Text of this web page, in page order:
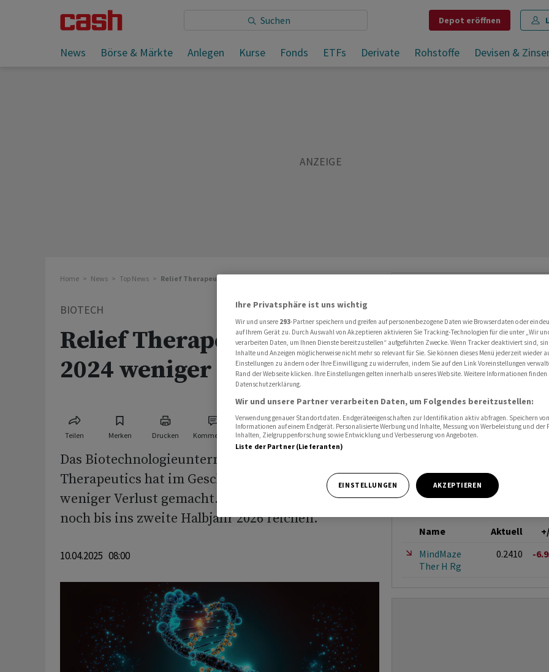
Depot eröffnen
News Börse & Märkte Anlegen Kurse Fonds ETFs Derivate Rohstoffe Devisen &
Sie lesen: Relief Therapeutics macht 2024 weniger Verlust
Teilen Merken Drucken Kommentare
Home News Top News Relief Therapeutics macht 2024 weniger Verlust
BIOTECH
Relief Therapeutics macht
2024 weniger Verlust
Teilen Merken Drucken Kommentare
Das Biotechnologieunternehmen Relief
Therapeutics hat im Geschäftsjahr 2024 deutlich
weniger Verlust gemacht. Die Barmittel sollten
noch bis ins zweite Halbjahr 2026 reichen.
10.04.2025 08:00
Name Aktuell
MindMaze
Ther H Rg
0.2410 -
Ihre Privatsphäre ist uns wichtig
Wir und unsere 293-Partner speichern und greifen auf personenbezogene Daten wie Browserdaten oder
auf Ihrem Gerät zu. Durch Auswahl von Akzeptieren aktivieren Sie Tracking-Technologien für die unter „Wir
verarbeiten Daten, um Ihnen Dienste bereitzustellen“ aufgeführten Zwecke. Wenn Tracker deaktiviert sind,
Inhalte und Anzeigen möglicherweise nicht mehr so relevant für Sie. Sie können dieses Menü jederzeit wieder
Einstellungen zu ändern oder Ihre Einwilligung zu widerrufen, indem Sie auf den Link Voreinstellungen
Rand der Webseite klicken. Ihre Einstellungen gelten innerhalb unseres Website. Weitere Informationen finden
Datenschutzerklärung.
Wir und unsere Partner verarbeiten Daten, um Folgendes bereitzustellen:
Verwendung genauer Standortdaten. Endgeräteeigenschaften zur Identifikation aktiv abfragen. Speichern
Informationen auf einem Endgerät. Personalisierte Werbung und Inhalte, Messung von Werbeleistung und der
Inhalten, Zielgruppenforschung sowie Entwicklung und Verbesserung von Angeboten.
Liste der Partner (Lieferanten)
EINSTELLUNGEN AKZEPTIEREN